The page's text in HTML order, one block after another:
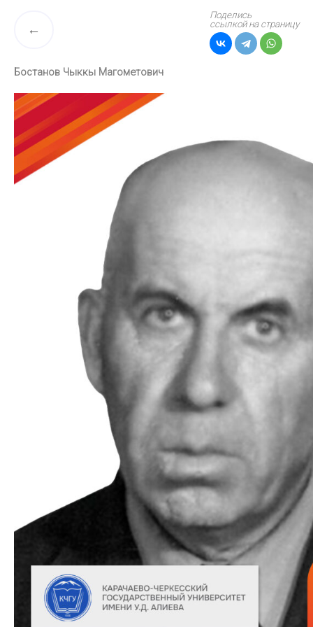
Поделись
ссылкой на страницу
Бостанов Чыккы Магометович